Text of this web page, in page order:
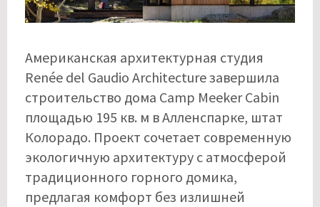
Американская архитектурная студия
Renée del Gaudio Architecture завершила
строительство дома Camp Meeker Cabin
площадью 195 кв. м в Алленспарке, штат
Колорадо. Проект сочетает современную
экологичную архитектуру с атмосферой
традиционного горного домика,
предлагая комфорт без излишней